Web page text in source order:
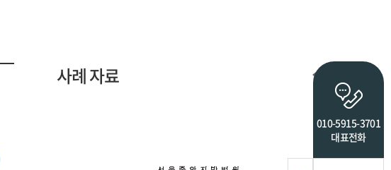
사례 자료
010-5915-3701
대표전화